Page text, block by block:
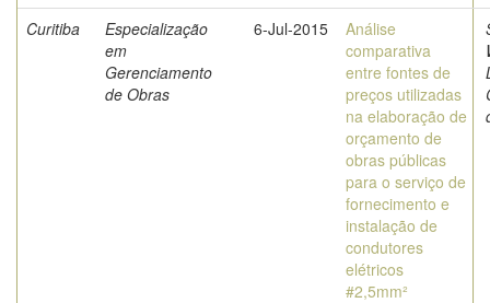
Curitiba
Especialização
em
Gerenciamento
de Obras
6-Jul-2015
Análise
comparativa
entre fontes de
preços utilizadas
na elaboração de
orçamento de
obras públicas
para o serviço de
fornecimento e
instalação de
condutores
elétricos
#2,5mm²